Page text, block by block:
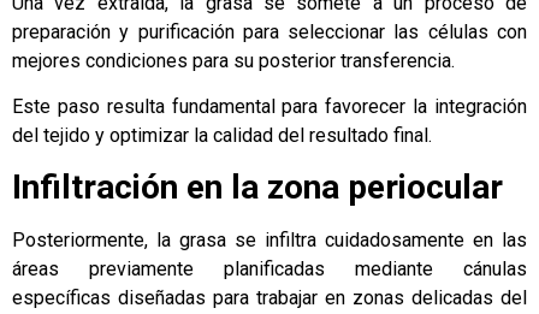
preparación y purificación para seleccionar las células con
mejores condiciones para su posterior transferencia.
Este paso resulta fundamental para favorecer la integración
del tejido y optimizar la calidad del resultado final.
Infiltración en la zona periocular
Posteriormente, la grasa se infiltra cuidadosamente en las
áreas previamente planificadas mediante cánulas
específicas diseñadas para trabajar en zonas delicadas del